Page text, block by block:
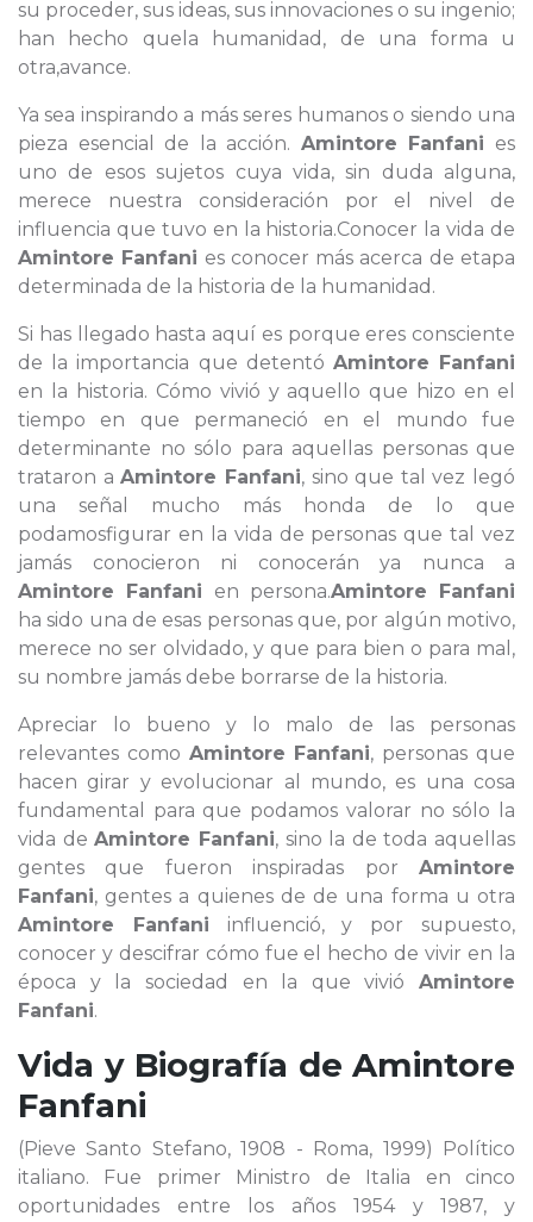
su proceder, sus ideas, sus innovaciones o su ingenio;
han hecho quela humanidad, de una forma u
otra,avance.
Ya sea inspirando a más seres humanos o siendo una
pieza esencial de la acción. Amintore Fanfani es
uno de esos sujetos cuya vida, sin duda alguna,
merece nuestra consideración por el nivel de
influencia que tuvo en la historia.Conocer la vida de
Amintore Fanfani es conocer más acerca de etapa
determinada de la historia de la humanidad.
Si has llegado hasta aquí es porque eres consciente
de la importancia que detentó Amintore Fanfani
en la historia. Cómo vivió y aquello que hizo en el
tiempo en que permaneció en el mundo fue
determinante no sólo para aquellas personas que
trataron aAmintore Fanfani, sino que tal vez legó
una señal mucho más honda de lo que
podamosfigurar en la vida de personas que tal vez
jamás conocieron ni conocerán ya nunca a
Amintore Fanfani en persona.Amintore Fanfani
ha sido una de esas personas que, por algún motivo,
merece no ser olvidado, y que para bien o para mal,
su nombre jamás debe borrarse de la historia.
Apreciar lo bueno y lo malo de las personas
relevantes como Amintore Fanfani, personas que
hacen girar y evolucionar al mundo, es una cosa
fundamental para que podamos valorar no sólo la
vida deAmintore Fanfani, sino la de toda aquellas
gentes que fueron inspiradas por Amintore
Fanfani, gentes a quienes de de una forma u otra
Amintore Fanfani influenció, y por supuesto,
conocer y descifrar cómo fue el hecho de vivir en la
época y la sociedad en la que vivió Amintore
Fanfani.
Vida y Biografía de Amintore
Fanfani
(Pieve Santo Stefano, 1908 - Roma, 1999) Político
italiano. Fue primer Ministro de Italia en cinco
oportunidades entre los años 1954 y 1987, y